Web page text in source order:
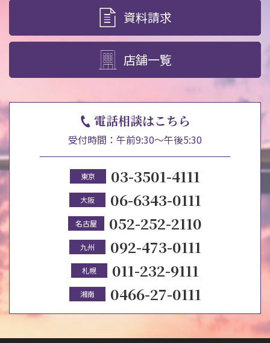
資料請求
店舗一覧
電話相談はこちら
受付時間：午前9:30～午後5:30
東京 03-3501-4111
大阪 06-6343-0111
名古屋 052-252-2110
九州 092-473-0111
札幌 011-232-9111
湘南 0466-27-0111